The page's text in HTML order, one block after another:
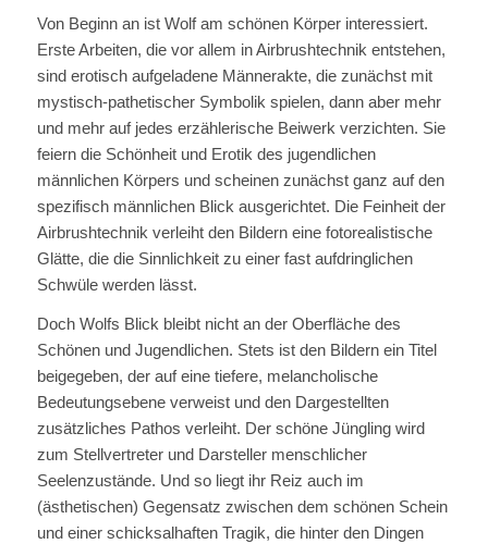
Von Beginn an ist Wolf am schönen Körper interessiert.
Erste Arbeiten, die vor allem in Airbrushtechnik entstehen,
sind erotisch aufgeladene Männerakte, die zunächst mit
mystisch-pathetischer Symbolik spielen, dann aber mehr
und mehr auf jedes erzählerische Beiwerk verzichten. Sie
feiern die Schönheit und Erotik des jugendlichen
männlichen Körpers und scheinen zunächst ganz auf den
spezifisch männlichen Blick ausgerichtet. Die Feinheit der
Airbrushtechnik verleiht den Bildern eine fotorealistische
Glätte, die die Sinnlichkeit zu einer fast aufdringlichen
Schwüle werden lässt.
Doch Wolfs Blick bleibt nicht an der Oberfläche des
Schönen und Jugendlichen. Stets ist den Bildern ein Titel
beigegeben, der auf eine tiefere, melancholische
Bedeutungsebene verweist und den Dargestellten
zusätzliches Pathos verleiht. Der schöne Jüngling wird
zum Stellvertreter und Darsteller menschlicher
Seelenzustände. Und so liegt ihr Reiz auch im
(ästhetischen) Gegensatz zwischen dem schönen Schein
und einer schicksalhaften Tragik, die hinter den Dingen